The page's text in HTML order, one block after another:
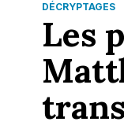
DÉCRYPTAGES
Les